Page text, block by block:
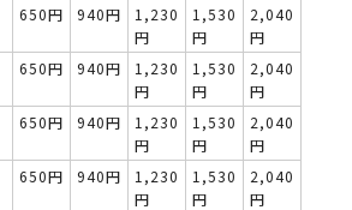
650円 940円
1,230
円
1,530
円
2,040
円
650円 940円
1,230
円
1,530
円
2,040
円
650円 940円
1,230
円
1,530
円
2,040
円
650円 940円
1,230
円
1,530
円
2,040
円